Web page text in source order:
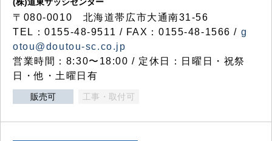
〒080-0010 北海道帯広市大通南31-56
TEL：0155-48-9511 / FAX：0155-48-1566 / g
otou@doutou-sc.co.jp
営業時間：8:30〜18:00 / 定休日：日曜日・祝祭
日・他・土曜日有
販売可 工事・取付可